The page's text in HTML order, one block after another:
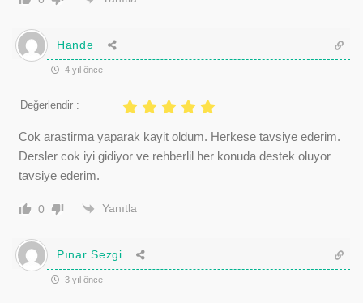
Hande
4 yıl önce
Değerlendir :
Cok arastirma yaparak kayit oldum. Herkese tavsiye ederim.
Dersler cok iyi gidiyor ve rehberlil her konuda destek oluyor
tavsiye ederim.
0 Yanıtla
Pınar Sezgi
3 yıl önce